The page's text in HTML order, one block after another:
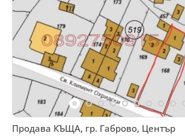
Продава КЪЩА, гр. Габрово, Център